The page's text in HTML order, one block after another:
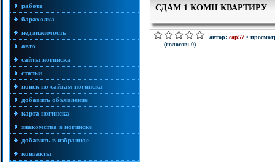
работа
барахолка
недвижимость
авто
сайты ногинска
статьи
поиск по сайтам ногинска
добавить объявление
карта ногинска
знакомства в ногинске
добавить в избранное
контакты
СДАМ 1 КОМН КВАРТИРУ
(голосов: 0)
автор: cap57•